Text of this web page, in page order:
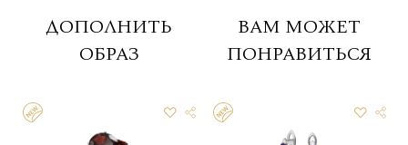
ДОПОЛНИТЬ
ОБРАЗ
ВАМ МОЖЕТ
ПОНРАВИТЬСЯ